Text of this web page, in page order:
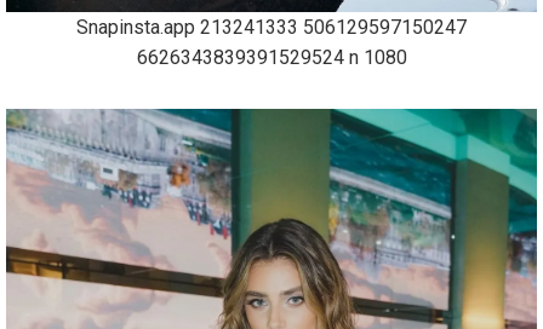
Snapinsta.app 213241333 506129597150247
6626343839391529524 n 1080